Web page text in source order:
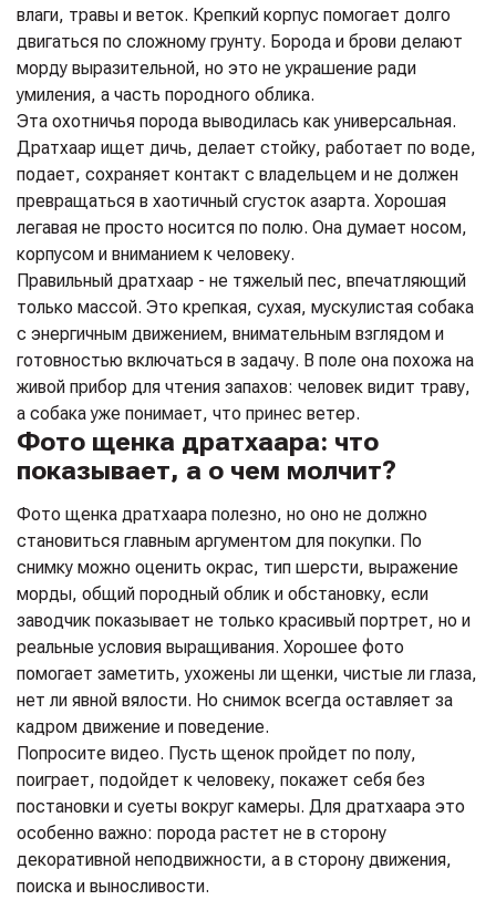
влаги, травы и веток. Крепкий корпус помогает долго
двигаться по сложному грунту. Борода и брови делают
морду выразительной, но это не украшение ради
умиления, а часть породного облика.
Эта охотничья порода выводилась как универсальная.
Дратхаар ищет дичь, делает стойку, работает по воде,
подает, сохраняет контакт с владельцем и не должен
превращаться в хаотичный сгусток азарта. Хорошая
легавая не просто носится по полю. Она думает носом,
корпусом и вниманием к человеку.
Правильный дратхаар - не тяжелый пес, впечатляющий
только массой. Это крепкая, сухая, мускулистая собака
с энергичным движением, внимательным взглядом и
готовностью включаться в задачу. В поле она похожа на
живой прибор для чтения запахов: человек видит траву,
а собака уже понимает, что принес ветер.
Фото щенка дратхаара: что
показывает, а о чем молчит?
Фото щенка дратхаара полезно, но оно не должно
становиться главным аргументом для покупки. По
снимку можно оценить окрас, тип шерсти, выражение
морды, общий породный облик и обстановку, если
заводчик показывает не только красивый портрет, но и
реальные условия выращивания. Хорошее фото
помогает заметить, ухожены ли щенки, чистые ли глаза,
нет ли явной вялости. Но снимок всегда оставляет за
кадром движение и поведение.
Попросите видео. Пусть щенок пройдет по полу,
поиграет, подойдет к человеку, покажет себя без
постановки и суеты вокруг камеры. Для дратхаара это
особенно важно: порода растет не в сторону
декоративной неподвижности, а в сторону движения,
поиска и выносливости.